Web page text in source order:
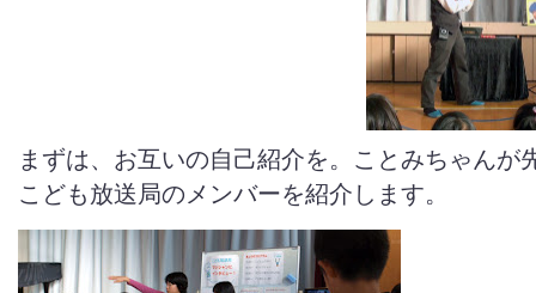
まずは、お互いの自己紹介を。ことみちゃんが
こども放送局のメンバーを紹介します。